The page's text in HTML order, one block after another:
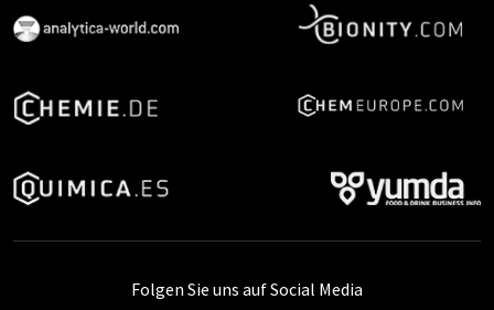
Folgen Sie uns auf Social Media